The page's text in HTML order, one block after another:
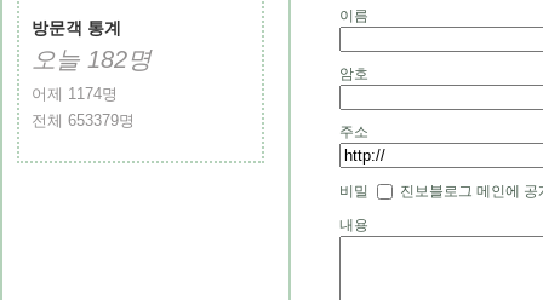
방문객 통계
오늘 182명
어제 1174명
전체 653379명
이름
암호
주소
비밀 진보블로그 메인에 공
내용